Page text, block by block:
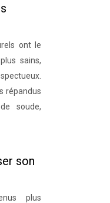
ont le
sains,
répandus
soude,
son
plus